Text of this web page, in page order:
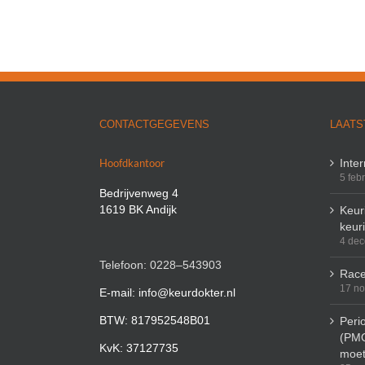
CONTACTGEGEVENS
Hoofdkantoor
Bedrijvenweg 4
1619 BK Andijk
Telefoon: 0228–543903
E-mail: info@keurdokter.nl
BTW: 817952548B01
KvK: 37127735
5
4
17